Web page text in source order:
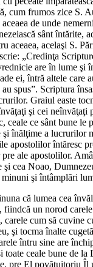
cum frumos zice S.
de unde
sânt întărite,
aceaea, acelaşi S.
„Credinţa
are în lume şi
ei, întră altele care
spus”. Scriptura
Graiul easte
şi cei neînvăţaţi
ceale ce sânt bune le
înălţime a lucrurilor
apostolilor întăresc
ale apostolilor.
şi cea Noao,
minuni şi întâmplări
că lumea cea
fiindcă un norod
carele cum să cuvine
şi tocma înalte
întru sine are
toate ceale bune de la
pre El povăţuitoriu Îl